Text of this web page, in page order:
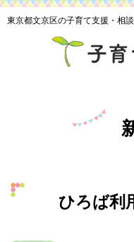
東京都文京区の子育て支援・相
ひろば利